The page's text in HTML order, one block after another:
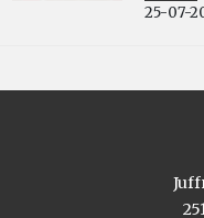
25-07-